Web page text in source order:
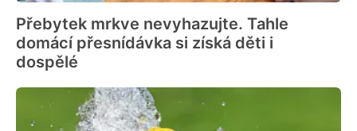
Přebytek mrkve nevyhazujte. Tahle
domácí přesnídávka si získá děti i
dospělé